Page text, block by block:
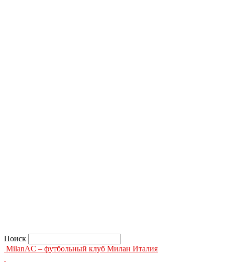
Поиск
MilanAC – футбольный клуб Милан Италия